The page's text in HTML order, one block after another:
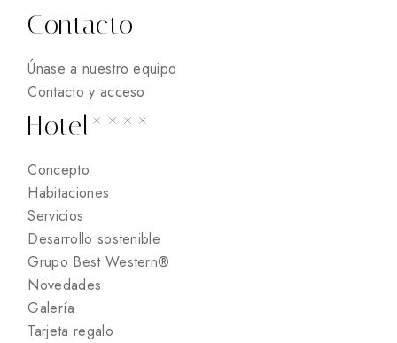
Contacto
Únase a nuestro equipo
Contacto y acceso
Hotel****
Concepto
Habitaciones
Servicios
Desarrollo sostenible
Grupo Best Western®
Novedades
Galería
Tarjeta regalo